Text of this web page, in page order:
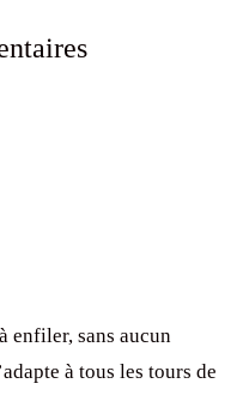
enfiler, sans aucun
à tous les tours de